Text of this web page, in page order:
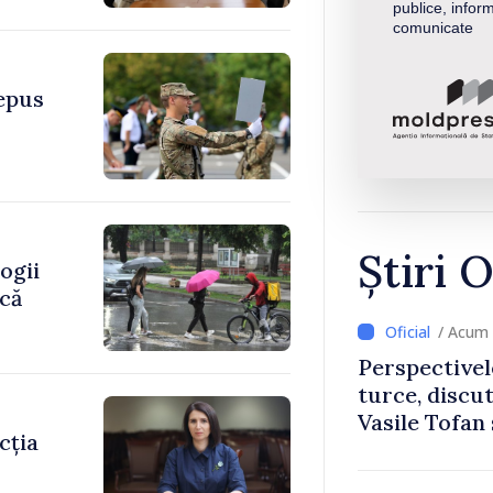
publice,
comunicate
Știri
/ Acum
turce,
Vasile